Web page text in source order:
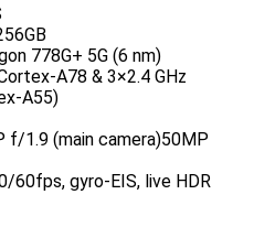
778G+ 5G (6 nm)
A78 & 3×2.4 GHz
A55)
f/1.9 (main camera)50MP
60fps, gyro-EIS, live HDR